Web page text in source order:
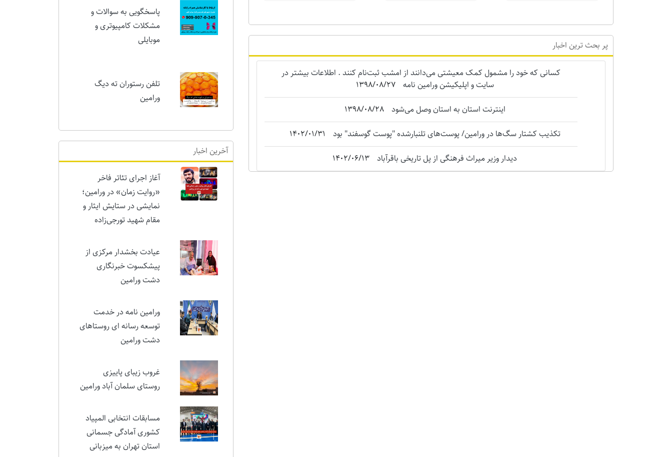
پر بحث ترین اخبار
کسانی که خود را مشمول کمک معیشتی می‌دانند از امشب ثبت‌نام کنند . اطلاعات بیشتر در
سایت و اپلیکیشن ورامین نامه
1398/08/27
اینترنت استان به استان وصل می‌شود
1398/08/28
تکذیب کشتار سگ‌ها در ورامین/ پوست‌های تلنبارشده "‌پوست گوسفند" بود
1402/01/31
دیدار وزیر میراث فرهنگی از پل تاریخی باقرآباد
1402/06/13
پاسخگویی به سوالات و
ورامین
آخرین اخبار
آغاز اجرای تئاتر فاخر
«روایت زمان» در ورامین؛
مقام شهید تورجی‌زاده
عیادت بخشدار مرکزی از
دشت ورامین
ورامین نامه در خدمت
دشت ورامین
روستای سلمان آباد ورامین
مسابقات انتخابی المپیاد